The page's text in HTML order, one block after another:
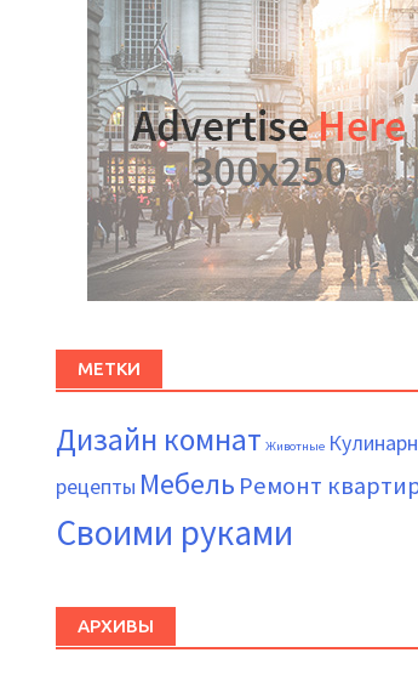
МЕТКИ
Дизайн комнат Животные
рецепты Мебель Ремонт
Своими руками
АРХИВЫ